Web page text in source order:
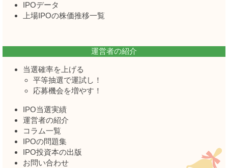
IPOデータ
上場IPOの株価推移一覧
運営者の紹介
当選確率を上げる
平等抽選で運試し！
応募機会を増やす！
IPO当選実績
運営者の紹介
コラム一覧
IPOの問題集
IPO投資本の出版
お問い合わせ